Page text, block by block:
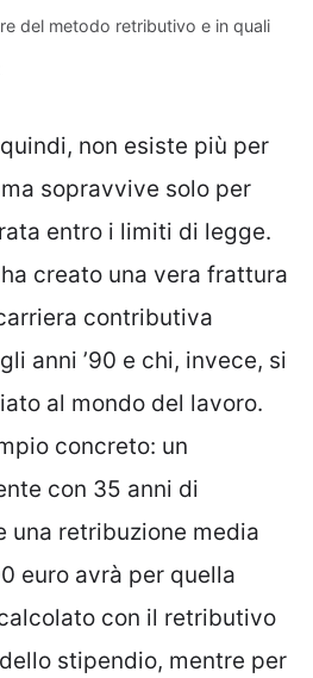
del metodo retributivo e in quali
non esiste più per
sopravvive solo per
entro i limiti di legge.
creato una vera frattura
contributiva
anni ’90 e chi, invece, si
al mondo del lavoro.
concreto: un
con 35 anni di
una retribuzione media
euro avrà per quella
con il retributivo
stipendio, mentre per